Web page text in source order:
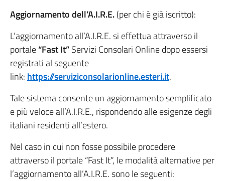
Aggiornamento dell’A.I.R.E.(per chi è già iscritto):
L’aggiornamento all’A.I.R.E. si effettua attraverso il
portale“Fast It”Servizi Consolari Online dopo essersi
registrati al seguente
link: https://serviziconsolarionline.esteri.it.
Tale sistema consente un aggiornamento semplificato
e più veloce all’A.I.R.E., rispondendo alle esigenze degli
italiani residenti all’estero.
Nel caso in cui non fosse possibile procedere
attraverso il portale “Fast It”, le modalità alternative per
l’aggiornamento all’A.I.R.E. sono le seguenti: